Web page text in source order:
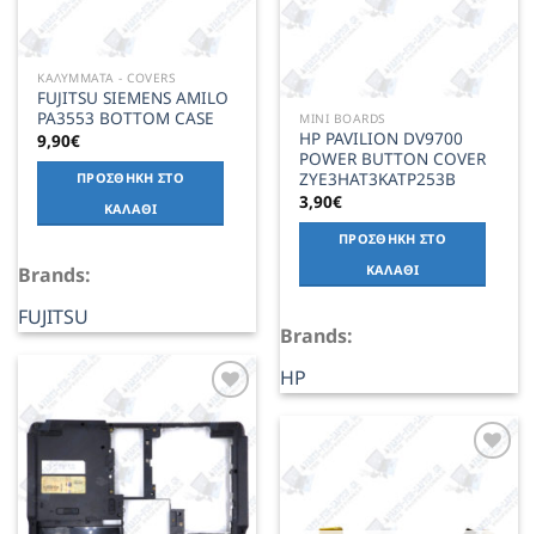
ΚΑΛΥΜΜΑΤΑ - COVERS
FUJITSU SIEMENS AMILO
PA3553 BOTTOM CASE
9,90€
ΠΡΟΣΘΉΚΗ ΣΤΟ
ΚΑΛΆΘΙ
Brands:
FUJITSU
MINI BOARDS
HP PAVILION DV9700
POWER BUTTON COVER
ZYE3HAT3KATP253B
3,90€
ΠΡΟΣΘΉΚΗ ΣΤΟ
ΚΑΛΆΘΙ
Brands:
HP
Add to
Wishlist
Add to
Wishlist